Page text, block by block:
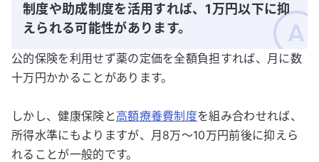
制度や助成制度を活用すれば、1万円以下に抑
えられる可能性があります。
公的保険を利用せず薬の定価を全額負担すれば、月に数
十万円かかることがあります。
しかし、健康保険と高額療養費制度を組み合わせれば、
所得水準にもよりますが、月8万～10万円前後に抑えら
れることが一般的です。